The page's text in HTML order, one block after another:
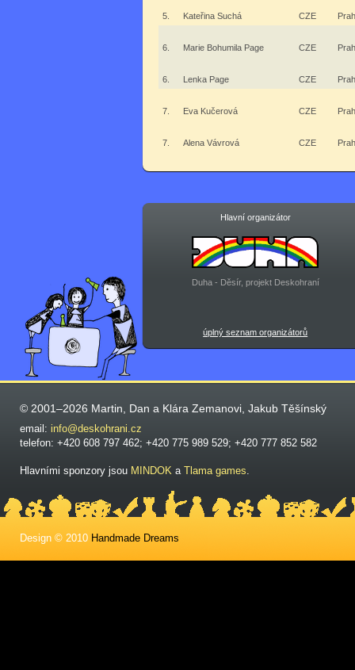
5. Kateřina Suchá CZE
6. Marie Bohumila Page CZE
6. Lenka Page CZE
7. Eva Kučerová CZE
7. Alena Vávrová CZE
Hlavní organizátor
Duha - Děsír, projekt Deskohraní
úplný seznam organizátorů
© 2001–2026 Martin, Dan a Klára Zemanovi, Jakub Těšínský
email: info@deskohrani.cz
telefon: +420 608 797 462; +420 775 989 529; +420 777 852 582
Hlavními sponzory jsou MINDOK a Tlama games.
Design © 2010 Handmade Dreams